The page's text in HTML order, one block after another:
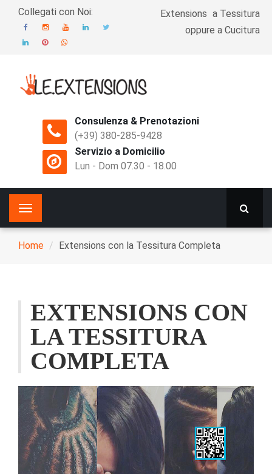
Collegati con Noi: Extensions a Tessitura
oppure a Cucitura
Consulenza & Prenotazioni
(+39) 380-285-9428
Servizio a Domicilio
Lun - Dom 07.30 - 18.00
Breadcrumb
Home Extensions con la Tessitura Completa
EXTENSIONS CON
LA TESSITURA
COMPLETA